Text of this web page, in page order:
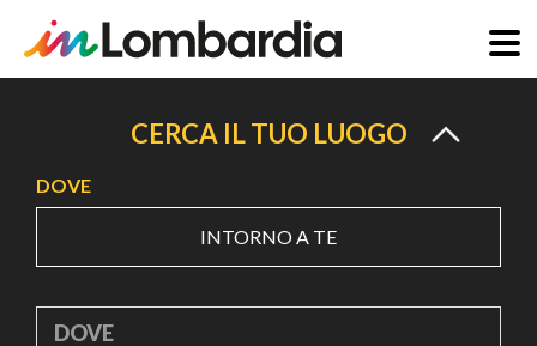
principale
CERCA IL TUO LUOGO
DOVE
INTORNO A TE
DOVE